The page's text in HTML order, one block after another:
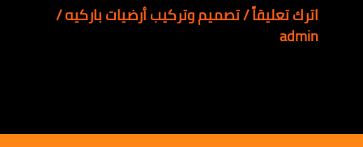
اترك تعليقاً/تصميم وتركيب أرضيات باركيه/
admin